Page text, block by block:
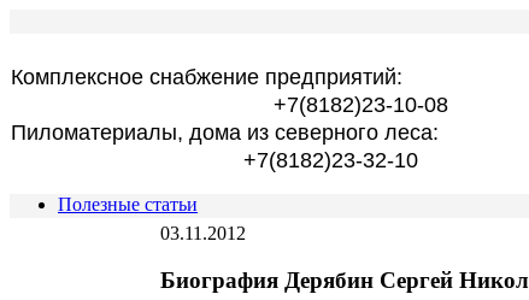
Комплексное снабжение предприятий:
+7(8182)23-10-08
Пиломатериалы, дома из северного леса:
+7(8182)23-32-10
Полезные статьи
03.11.2012
Биография Дерябин Сергей